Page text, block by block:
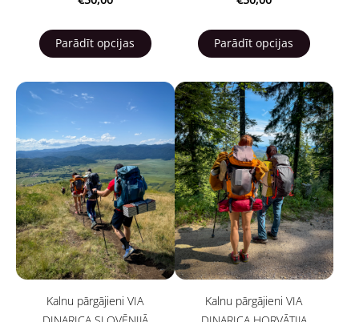
Parādīt opcijas Parādīt opcijas
Kalnu pārgājieni VIA
Kalnu pārgājieni VIA